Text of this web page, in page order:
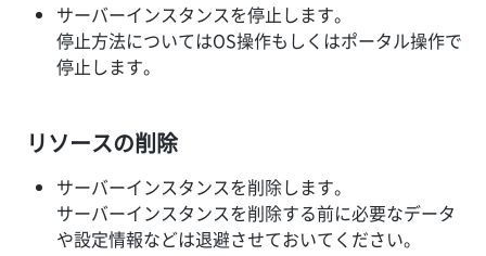
サーバーインスタンスを停止します。
停止方法についてはOS操作もしくはポータル操作で
停止します。
リソースの削除
サーバーインスタンスを削除します。
サーバーインスタンスを削除する前に必要なデータ
や設定情報などは退避させておいてください。